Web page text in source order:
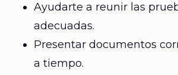
Ayudarte a reunir las
adecuadas.
Presentar documentos
a tiempo.